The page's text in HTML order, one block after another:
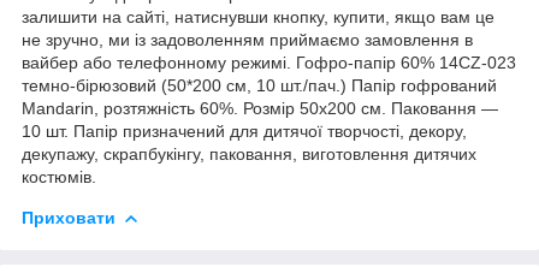
залишити на сайті, натиснувши кнопку, купити, якщо вам це
не зручно, ми із задоволенням приймаємо замовлення в
вайбер або телефонному режимі. Гофро-папір 60% 14CZ-023
темно-бірюзовий (50*200 см, 10 шт./пач.) Папір гофрований
Mandarin, розтяжність 60%. Розмір 50x200 см. Паковання —
10 шт. Папір призначений для дитячої творчості, декору,
декупажу, скрапбукінгу, паковання, виготовлення дитячих
костюмів.
Приховати